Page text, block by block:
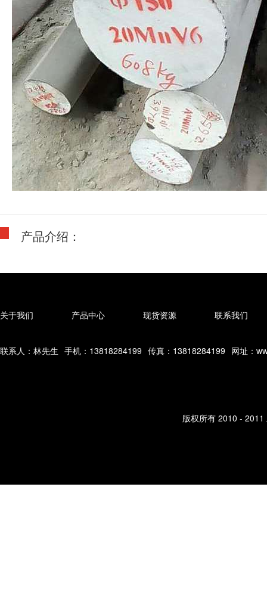
产品介绍：
关于我们 产品中心 现货资源 联系我们
联系人：林先生 手机：13818284199 传真：13818284199 网址：
版权所有 2010 -